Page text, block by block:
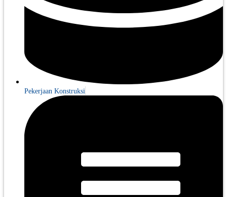
Pekerjaan Konstruksi